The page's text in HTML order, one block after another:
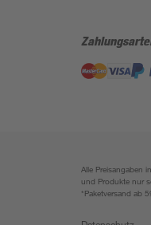
Alle Preisangaben
und Produkte nur
*Paketversand ab